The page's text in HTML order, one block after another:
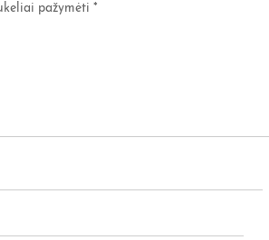
pažymėti *